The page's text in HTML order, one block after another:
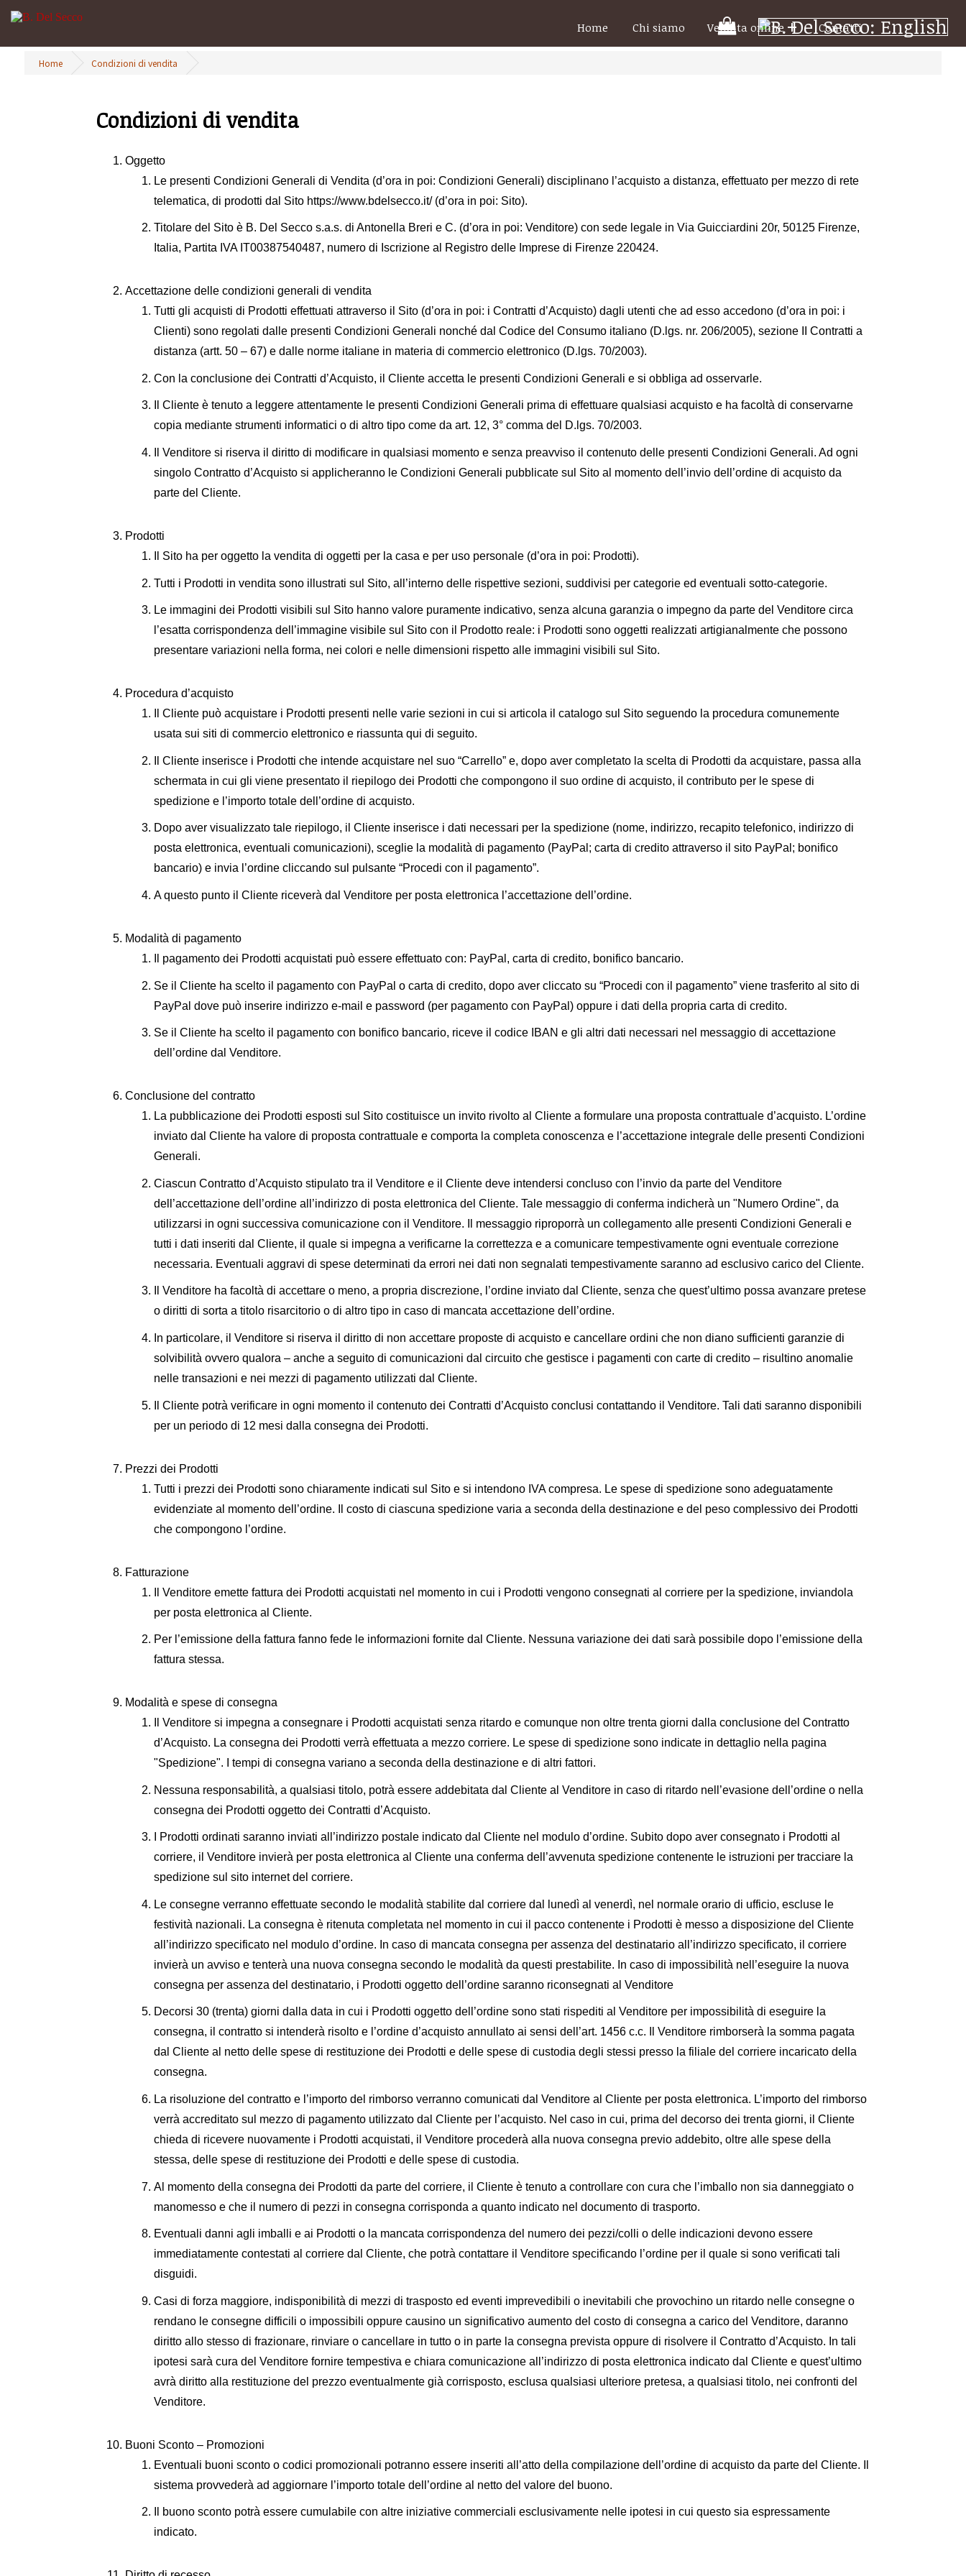
Il
tuo
Home Chi siamo Vendita online Contatti
Home Condizioni di vendita
Condizioni di vendita
Oggetto
Le presenti Condizioni Generali di Vendita (d’ora in poi: Condizioni Generali) disciplinano l’acquisto a distanza, effettuato per mezzo di rete
telematica, di prodotti dal Sito https://www.bdelsecco.it/ (d’ora in poi: Sito).
Titolare del Sito è B. Del Secco s.a.s. di Antonella Breri e C. (d’ora in poi: Venditore) con sede legale in Via Guicciardini 20r, 50125 Firenze,
Italia, Partita IVA IT00387540487, numero di Iscrizione al Registro delle Imprese di Firenze 220424.
Accettazione delle condizioni generali di vendita
Tutti gli acquisti di Prodotti effettuati attraverso il Sito (d’ora in poi: i Contratti d’Acquisto) dagli utenti che ad esso accedono (d’ora in poi: i
Clienti) sono regolati dalle presenti Condizioni Generali nonché dal Codice del Consumo italiano (D.lgs. nr. 206/2005), sezione II Contratti a
distanza (artt. 50 – 67) e dalle norme italiane in materia di commercio elettronico (D.lgs. 70/2003).
Con la conclusione dei Contratti d’Acquisto, il Cliente accetta le presenti Condizioni Generali e si obbliga ad osservarle.
Il Cliente è tenuto a leggere attentamente le presenti Condizioni Generali prima di effettuare qualsiasi acquisto e ha facoltà di conservarne
copia mediante strumenti informatici o di altro tipo come da art. 12, 3° comma del D.lgs. 70/2003.
Il Venditore si riserva il diritto di modificare in qualsiasi momento e senza preavviso il contenuto delle presenti Condizioni Generali. Ad ogni
singolo Contratto d’Acquisto si applicheranno le Condizioni Generali pubblicate sul Sito al momento dell’invio dell’ordine di acquisto da
parte del Cliente.
Prodotti
Il Sito ha per oggetto la vendita di oggetti per la casa e per uso personale (d’ora in poi: Prodotti).
Tutti i Prodotti in vendita sono illustrati sul Sito, all’interno delle rispettive sezioni, suddivisi per categorie ed eventuali sotto-categorie.
Le immagini dei Prodotti visibili sul Sito hanno valore puramente indicativo, senza alcuna garanzia o impegno da parte del Venditore circa
l’esatta corrispondenza dell’immagine visibile sul Sito con il Prodotto reale: i Prodotti sono oggetti realizzati artigianalmente che possono
presentare variazioni nella forma, nei colori e nelle dimensioni rispetto alle immagini visibili sul Sito.
Procedura d’acquisto
Il Cliente può acquistare i Prodotti presenti nelle varie sezioni in cui si articola il catalogo sul Sito seguendo la procedura comunemente
usata sui siti di commercio elettronico e riassunta qui di seguito.
Il Cliente inserisce i Prodotti che intende acquistare nel suo “Carrello” e, dopo aver completato la scelta di Prodotti da acquistare, passa alla
schermata in cui gli viene presentato il riepilogo dei Prodotti che compongono il suo ordine di acquisto, il contributo per le spese di
spedizione e l’importo totale dell’ordine di acquisto.
Dopo aver visualizzato tale riepilogo, il Cliente inserisce i dati necessari per la spedizione (nome, indirizzo, recapito telefonico, indirizzo di
posta elettronica, eventuali comunicazioni), sceglie la modalità di pagamento (PayPal; carta di credito attraverso il sito PayPal; bonifico
bancario) e invia l’ordine cliccando sul pulsante “Procedi con il pagamento”.
A questo punto il Cliente riceverà dal Venditore per posta elettronica l’accettazione dell’ordine.
Modalità di pagamento
Il pagamento dei Prodotti acquistati può essere effettuato con: PayPal, carta di credito, bonifico bancario.
Se il Cliente ha scelto il pagamento con PayPal o carta di credito, dopo aver cliccato su “Procedi con il pagamento” viene trasferito al sito di
PayPal dove può inserire indirizzo e-mail e password (per pagamento con PayPal) oppure i dati della propria carta di credito.
Se il Cliente ha scelto il pagamento con bonifico bancario, riceve il codice IBAN e gli altri dati necessari nel messaggio di accettazione
dell’ordine dal Venditore.
Conclusione del contratto
La pubblicazione dei Prodotti esposti sul Sito costituisce un invito rivolto al Cliente a formulare una proposta contrattuale d’acquisto. L’ordine
inviato dal Cliente ha valore di proposta contrattuale e comporta la completa conoscenza e l’accettazione integrale delle presenti Condizioni
Generali.
Ciascun Contratto d’Acquisto stipulato tra il Venditore e il Cliente deve intendersi concluso con l’invio da parte del Venditore
dell’accettazione dell’ordine all’indirizzo di posta elettronica del Cliente. Tale messaggio di conferma indicherà un "Numero Ordine", da
utilizzarsi in ogni successiva comunicazione con il Venditore. Il messaggio riproporrà un collegamento alle presenti Condizioni Generali e
tutti i dati inseriti dal Cliente, il quale si impegna a verificarne la correttezza e a comunicare tempestivamente ogni eventuale correzione
necessaria. Eventuali aggravi di spese determinati da errori nei dati non segnalati tempestivamente saranno ad esclusivo carico del Cliente.
Il Venditore ha facoltà di accettare o meno, a propria discrezione, l’ordine inviato dal Cliente, senza che quest’ultimo possa avanzare pretese
o diritti di sorta a titolo risarcitorio o di altro tipo in caso di mancata accettazione dell’ordine.
In particolare, il Venditore si riserva il diritto di non accettare proposte di acquisto e cancellare ordini che non diano sufficienti garanzie di
solvibilità ovvero qualora – anche a seguito di comunicazioni dal circuito che gestisce i pagamenti con carte di credito – risultino anomalie
nelle transazioni e nei mezzi di pagamento utilizzati dal Cliente.
Il Cliente potrà verificare in ogni momento il contenuto dei Contratti d’Acquisto conclusi contattando il Venditore. Tali dati saranno disponibili
per un periodo di 12 mesi dalla consegna dei Prodotti.
Prezzi dei Prodotti
Tutti i prezzi dei Prodotti sono chiaramente indicati sul Sito e si intendono IVA compresa. Le spese di spedizione sono adeguatamente
evidenziate al momento dell’ordine. Il costo di ciascuna spedizione varia a seconda della destinazione e del peso complessivo dei Prodotti
che compongono l’ordine.
Fatturazione
Il Venditore emette fattura dei Prodotti acquistati nel momento in cui i Prodotti vengono consegnati al corriere per la spedizione, inviandola
per posta elettronica al Cliente.
Per l’emissione della fattura fanno fede le informazioni fornite dal Cliente. Nessuna variazione dei dati sarà possibile dopo l’emissione della
fattura stessa.
Modalità e spese di consegna
Il Venditore si impegna a consegnare i Prodotti acquistati senza ritardo e comunque non oltre trenta giorni dalla conclusione del Contratto
d’Acquisto. La consegna dei Prodotti verrà effettuata a mezzo corriere. Le spese di spedizione sono indicate in dettaglio nella pagina
"Spedizione". I tempi di consegna variano a seconda della destinazione e di altri fattori.
Nessuna responsabilità, a qualsiasi titolo, potrà essere addebitata dal Cliente al Venditore in caso di ritardo nell’evasione dell’ordine o nella
consegna dei Prodotti oggetto dei Contratti d’Acquisto.
I Prodotti ordinati saranno inviati all’indirizzo postale indicato dal Cliente nel modulo d’ordine. Subito dopo aver consegnato i Prodotti al
corriere, il Venditore invierà per posta elettronica al Cliente una conferma dell’avvenuta spedizione contenente le istruzioni per tracciare la
spedizione sul sito internet del corriere.
Le consegne verranno effettuate secondo le modalità stabilite dal corriere dal lunedì al venerdì, nel normale orario di ufficio, escluse le
festività nazionali. La consegna è ritenuta completata nel momento in cui il pacco contenente i Prodotti è messo a disposizione del Cliente
all’indirizzo specificato nel modulo d’ordine. In caso di mancata consegna per assenza del destinatario all’indirizzo specificato, il corriere
invierà un avviso e tenterà una nuova consegna secondo le modalità da questi prestabilite. In caso di impossibilità nell’eseguire la nuova
consegna per assenza del destinatario, i Prodotti oggetto dell’ordine saranno riconsegnati al Venditore
Decorsi 30 (trenta) giorni dalla data in cui i Prodotti oggetto dell’ordine sono stati rispediti al Venditore per impossibilità di eseguire la
consegna, il contratto si intenderà risolto e l’ordine d’acquisto annullato ai sensi dell’art. 1456 c.c. Il Venditore rimborserà la somma pagata
dal Cliente al netto delle spese di restituzione dei Prodotti e delle spese di custodia degli stessi presso la filiale del corriere incaricato della
consegna.
La risoluzione del contratto e l’importo del rimborso verranno comunicati dal Venditore al Cliente per posta elettronica. L’importo del rimborso
verrà accreditato sul mezzo di pagamento utilizzato dal Cliente per l’acquisto. Nel caso in cui, prima del decorso dei trenta giorni, il Cliente
chieda di ricevere nuovamente i Prodotti acquistati, il Venditore procederà alla nuova consegna previo addebito, oltre alle spese della
stessa, delle spese di restituzione dei Prodotti e delle spese di custodia.
Al momento della consegna dei Prodotti da parte del corriere, il Cliente è tenuto a controllare con cura che l’imballo non sia danneggiato o
manomesso e che il numero di pezzi in consegna corrisponda a quanto indicato nel documento di trasporto.
Eventuali danni agli imballi e ai Prodotti o la mancata corrispondenza del numero dei pezzi/colli o delle indicazioni devono essere
immediatamente contestati al corriere dal Cliente, che potrà contattare il Venditore specificando l’ordine per il quale si sono verificati tali
disguidi.
Casi di forza maggiore, indisponibilità di mezzi di trasposto ed eventi imprevedibili o inevitabili che provochino un ritardo nelle consegne o
rendano le consegne difficili o impossibili oppure causino un significativo aumento del costo di consegna a carico del Venditore, daranno
diritto allo stesso di frazionare, rinviare o cancellare in tutto o in parte la consegna prevista oppure di risolvere il Contratto d’Acquisto. In tali
ipotesi sarà cura del Venditore fornire tempestiva e chiara comunicazione all’indirizzo di posta elettronica indicato dal Cliente e quest’ultimo
avrà diritto alla restituzione del prezzo eventualmente già corrisposto, esclusa qualsiasi ulteriore pretesa, a qualsiasi titolo, nei confronti del
Venditore.
Buoni Sconto – Promozioni
Eventuali buoni sconto o codici promozionali potranno essere inseriti all’atto della compilazione dell’ordine di acquisto da parte del Cliente. Il
sistema provvederà ad aggiornare l’importo totale dell’ordine al netto del valore del buono.
Il buono sconto potrà essere cumulabile con altre iniziative commerciali esclusivamente nelle ipotesi in cui questo sia espressamente
indicato.